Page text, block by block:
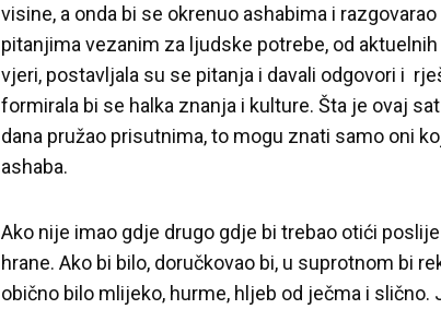
visine, a onda bi se okrenuo ashabima i
pitanjima vezanim za ljudske potrebe, od
vjeri, postavljala su se pitanja i davali odgovori i
formirala bi se halka znanja i kulture. Šta je ovaj
dana pružao prisutnima, to mogu znati samo oni
ashaba.
Ako nije imao gdje drugo gdje bi trebao otići
hrane. Ako bi bilo, doručkovao bi, u suprotnom bi
obično bilo mlijeko, hurme, hljeb od ječma i slično.